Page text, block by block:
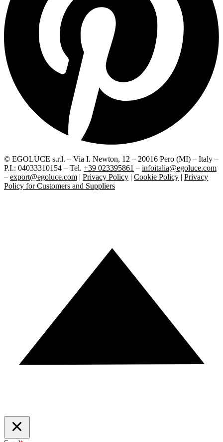
© EGOLUCE s.r.l. – Via I. Newton, 12 – 20016 Pero (MI) – Italy –
P.I.: 04033310154 – Tel. +39 023395861 – infoitalia@egoluce.com
– export@egoluce.com | Privacy Policy | Cookie Policy | Privacy
Policy for Customers and Suppliers